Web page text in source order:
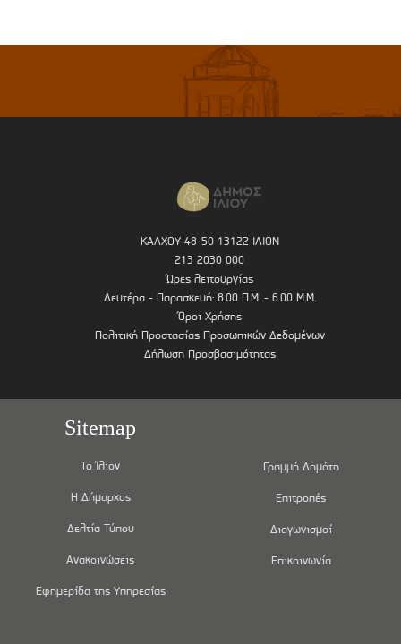
ΚΑΛΧΟΥ 48-50 13122 ΙΛΙΟΝ
213 2030 000
Ώρες λειτουργίας
Δευτέρα - Παρασκευή: 8.00 Π.Μ. - 6.00 Μ.Μ.
Όροι Χρήσης
Πολιτική Προστασίας Προσωπικών Δεδομένων
Δήλωση Προσβασιμότητας
Sitemap
Το Ίλιον
Η Δήμαρχος
Δελτία Τύπου
Ανακοινώσεις
Εφημερίδα της Υπηρεσίας
Γραμμή Δημότη
Επιτροπές
Διαγωνισμοί
Επικοινωνία